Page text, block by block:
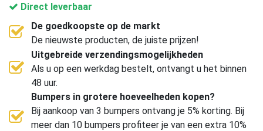
Direct leverbaar
De goedkoopste op de markt
De nieuwste producten, de juiste prijzen!
Uitgebreide verzendingsmogelijkheden
Als u op een werkdag bestelt, ontvangt u het binnen
48 uur.
Bumpers in grotere hoeveelheden kopen?
Bij aankoop van 3 bumpers ontvang je 5% korting. Bij
meer dan 10 bumpers profiteer je van een extra 10%